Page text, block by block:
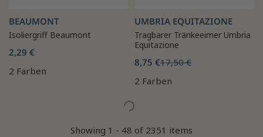
BEAUMONT
Isoliergriff Beaumont
2,29 €
2 Farben
UMBRIA EQUITAZIONE
Tragbarer Tränkeeimer Umbria
Equitazione
8,75 €17,50 €
2 Farben
Showing 1 - 48 of 2351 items